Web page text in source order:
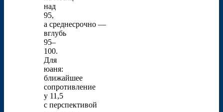
над
95,
а среднесрочно —
вглубь
95–
100.
Для
юаня:
ближайшее
сопротивление
у 11,5
с перспективой